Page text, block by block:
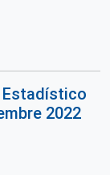
Estadístico
2022